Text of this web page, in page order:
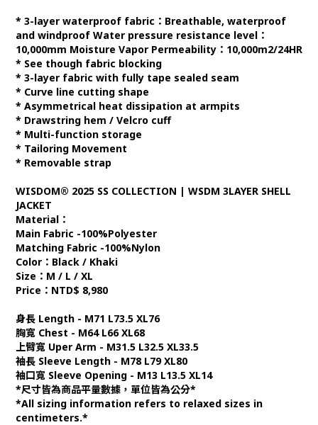
* 3-layer waterproof fabric：Breathable, waterproof
and windproof Water pressure resistance level：
10,000mm Moisture Vapor Permeability：10,000m2/24HR
* See though fabric blocking
* 3-layer fabric with fully tape sealed seam
* Curve line cutting shape
* Asymmetrical heat dissipation at armpits
* Drawstring hem / Velcro cuff
* Multi-function storage
* Tailoring Movement
* Removable strap
WISDOM® 2025 SS COLLECTION | WSDM 3LAYER SHELL
JACKET
Material：
Main Fabric -100%Polyester
Matching Fabric -100%Nylon
Color：Black / Khaki
Size：M / L / XL
Price：NTD$ 8,980
身長 Length - M71 L73.5 XL76
胸寬 Chest - M64 L66 XL68
上臂寬 Uper Arm - M31.5 L32.5 XL33.5
袖長 Sleeve Length - M78 L79 XL80
袖口寬 Sleeve Opening - M13 L13.5 XL14
*尺寸皆為商品平量數據，單位皆為公分*
*All sizing information refers to relaxed sizes in
centimeters.*